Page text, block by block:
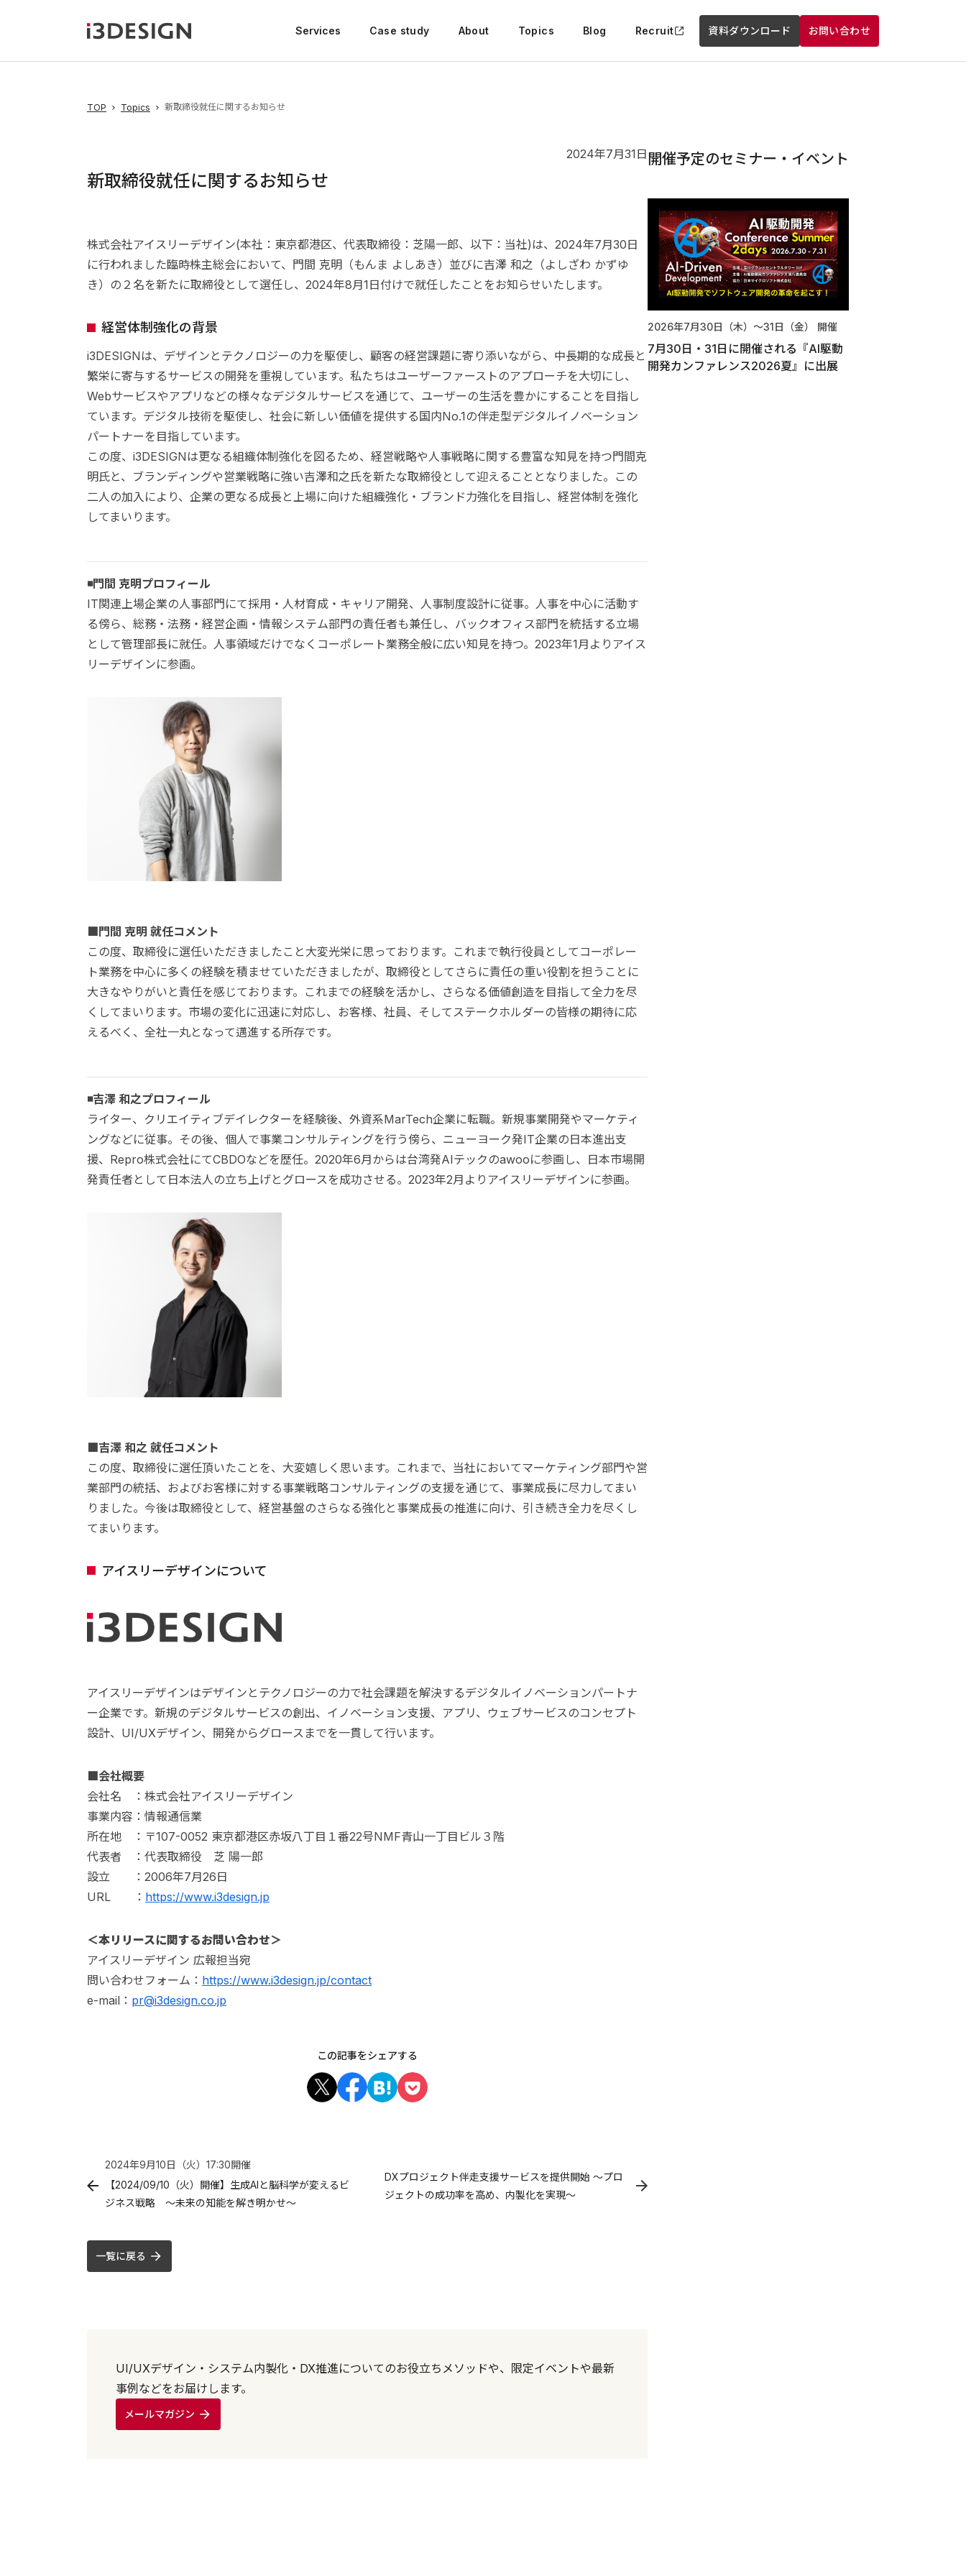
Services Case study About Topics Blog Recruit 資料ダウンロード お問い合わせ
TOP Topics 新取締役就任に関するお知らせ
2024年7月31日
新取締役就任に関するお知らせ
株式会社アイスリーデザイン(本社：東京都港区、代表取締役：芝陽一郎、以下：当社)は、2024年7月30日
に行われました臨時株主総会において、門間 克明（もんま よしあき）並びに吉澤 和之（よしざわ かずゆ
き）の２名を新たに取締役として選任し、2024年8月1日付けで就任したことをお知らせいたします。
経営体制強化の背景
i3DESIGNは、デザインとテクノロジーの力を駆使し、顧客の経営課題に寄り添いながら、中長期的な成長と
繁栄に寄与するサービスの開発を重視しています。私たちはユーザーファーストのアプローチを大切にし、
Webサービスやアプリなどの様々なデジタルサービスを通じて、ユーザーの生活を豊かにすることを目指し
ています。デジタル技術を駆使し、社会に新しい価値を提供する国内No.1の伴走型デジタルイノベーション
パートナーを目指しています。
この度、i3DESIGNは更なる組織体制強化を図るため、経営戦略や人事戦略に関する豊富な知見を持つ門間克
明氏と、ブランディングや営業戦略に強い吉澤和之氏を新たな取締役として迎えることとなりました。この
二人の加入により、企業の更なる成長と上場に向けた組織強化・ブランド力強化を目指し、経営体制を強化
してまいります。
◾️門間 克明プロフィール
IT関連上場企業の人事部門にて採用・人材育成・キャリア開発、人事制度設計に従事。人事を中心に活動す
る傍ら、総務・法務・経営企画・情報システム部門の責任者も兼任し、バックオフィス部門を統括する立場
として管理部長に就任。人事領域だけでなくコーポレート業務全般に広い知見を持つ。2023年1月よりアイス
リーデザインに参画。
■門間 克明 就任コメント
この度、取締役に選任いただきましたこと大変光栄に思っております。これまで執行役員としてコーポレー
ト業務を中心に多くの経験を積ませていただきましたが、取締役としてさらに責任の重い役割を担うことに
大きなやりがいと責任を感じております。これまでの経験を活かし、さらなる価値創造を目指して全力を尽
くしてまいります。市場の変化に迅速に対応し、お客様、社員、そしてステークホルダーの皆様の期待に応
えるべく、全社一丸となって邁進する所存です。
◾️吉澤 和之プロフィール
ライター、クリエイティブデイレクターを経験後、外資系MarTech企業に転職。新規事業開発やマーケティ
ングなどに従事。その後、個人で事業コンサルティングを行う傍ら、ニューヨーク発IT企業の日本進出支
援、Repro株式会社にてCBDOなどを歴任。2020年6月からは台湾発AIテックのawooに参画し、日本市場開
発責任者として日本法人の立ち上げとグロースを成功させる。2023年2月よりアイスリーデザインに参画。
■吉澤 和之 就任コメント
この度、取締役に選任頂いたことを、大変嬉しく思います。これまで、当社においてマーケティング部門や営
業部門の統括、およびお客様に対する事業戦略コンサルティングの支援を通じて、事業成長に尽力してまい
りました。今後は取締役として、経営基盤のさらなる強化と事業成長の推進に向け、引き続き全力を尽くし
てまいります。
アイスリーデザインについて
アイスリーデザインはデザインとテクノロジーの力で社会課題を解決するデジタルイノベーションパートナ
ー企業です。新規のデジタルサービスの創出、イノベーション支援、アプリ、ウェブサービスのコンセプト
設計、UI/UXデザイン、開発からグロースまでを一貫して行います。
■会社概要
会社名 ：株式会社アイスリーデザイン
事業内容：情報通信業
所在地 ：〒107-0052 東京都港区赤坂八丁目１番22号NMF青山一丁目ビル３階
代表者 ：代表取締役 芝 陽一郎
設立 ：2006年7月26日
URL ： https://www.i3design.jp
＜本リリースに関するお問い合わせ＞
アイスリーデザイン 広報担当宛
問い合わせフォーム： https://www.i3design.jp/contact
e-mail： pr@i3design.co.jp
この記事をシェアする
2024年9月10日（火）17:30開催
【2024/09/10（火）開催】生成AIと脳科学が変えるビ
ジネス戦略 〜未来の知能を解き明かせ〜
DXプロジェクト伴走支援サービスを提供開始 〜プロ
ジェクトの成功率を高め、内製化を実現〜
一覧に戻る
開催予定のセミナー・イベント
2026年7月30日（木）〜31日（金） 開催
7月30日・31日に開催される『AI駆動
開発カンファレンス2026夏』に出展
UI/UXデザイン・システム内製化・DX推進についてのお役立ちメソッドや、限定イベントや最新
事例などをお届けします。
メールマガジン